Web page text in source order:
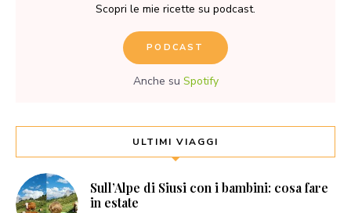
Scopri le mie ricette su podcast.
PODCAST
Anche su Spotify
ULTIMI VIAGGI
Sull’Alpe di Siusi con i bambini: cosa fare
in estate